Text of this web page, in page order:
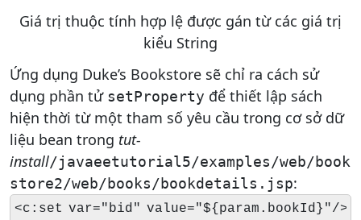
Giá trị thuộc tính hợp lệ được gán từ các giá trị
kiểu String
Ứng dụng Duke’s Bookstore sẽ chỉ ra cách sử
dụng phần tử setProperty để thiết lập sách
hiện thời từ một tham số yêu cầu trong cơ sở dữ
liệu bean trong tut-
install/javaeetutorial5/examples/web/book
store2/web/books/bookdetails.jsp:
<c:set var="bid" value="${param.bookId}"/>